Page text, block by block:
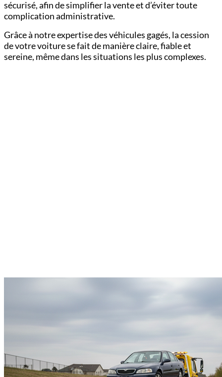
sécurisé, afin de simplifier la vente et d’éviter toute
complication administrative.
Grâce à notre expertise des véhicules gagés, la cession
de votre voiture se fait de manière claire, fiable et
sereine, même dans les situations les plus complexes.